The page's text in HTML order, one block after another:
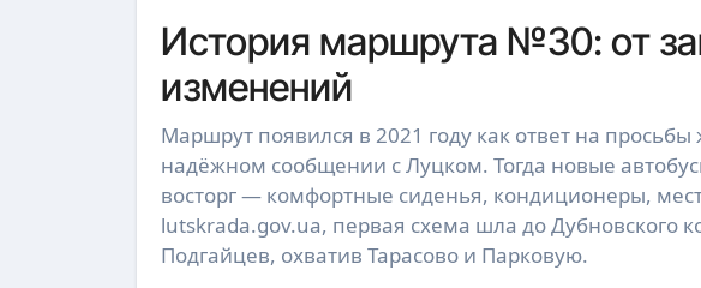
История маршрута №30: от
изменений
Маршрут появился в 2021 году как ответ на
надёжном сообщении с Луцком. Тогда новые
восторг — комфортные сиденья, кондиционеры,
lutskrada.gov.ua, первая схема шла до Дубновского
Подгайцев, охватив Тарасово и Парковую.